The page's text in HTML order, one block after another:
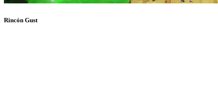
Rincón Gust